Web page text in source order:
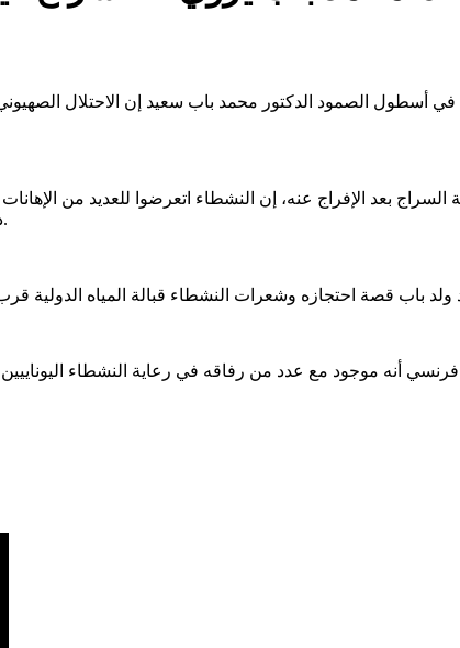
في أسطول الصمود الدكتور محمد باب سعيد إن الاحتلال
بعد الإفراج عنه، إن النشطاء اتعرضوا للعديد من
ذلك وخرجوا من الباصات عنوة بعد محاولة السلطات اليونانية الحيلوللة بينهم وبين النشطاء اليونانيين.
أنه موجود مع عدد من رفاقه في رعاية النشطاء اليوناييين